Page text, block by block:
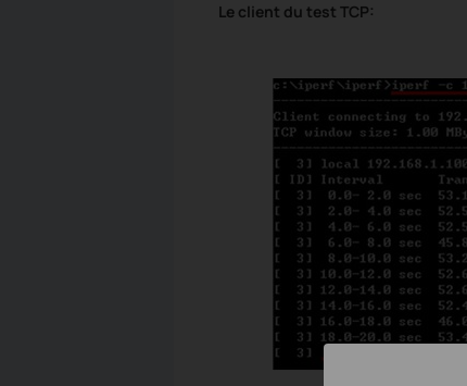
Le client du test TCP: